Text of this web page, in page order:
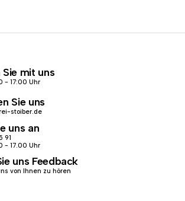
mit uns
- 17:00 Uhr
Sie uns
stoiber.de
uns an
91
- 17.00 Uhr
uns Feedback
von Ihnen zu hören